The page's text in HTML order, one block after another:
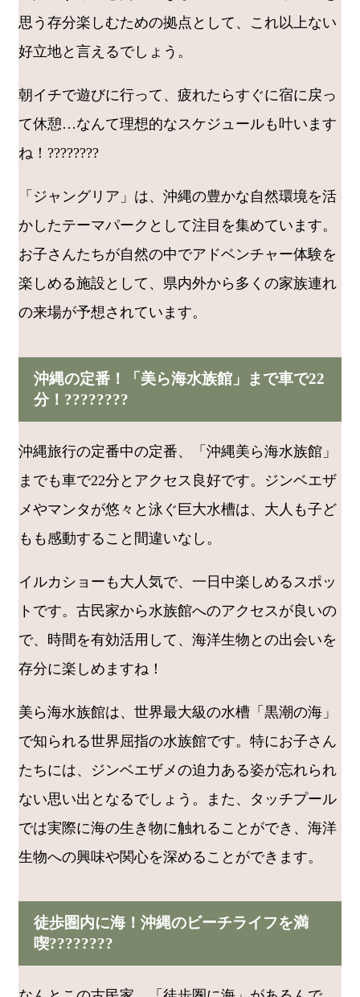
思う存分楽しむための拠点として、これ以上ない
好立地と言えるでしょう。
朝イチで遊びに行って、疲れたらすぐに宿に戻っ
て休憩…なんて理想的なスケジュールも叶います
ね！????????
「ジャングリア」は、沖縄の豊かな自然環境を活
かしたテーマパークとして注目を集めています。
お子さんたちが自然の中でアドベンチャー体験を
楽しめる施設として、県内外から多くの家族連れ
の来場が予想されています。
沖縄の定番！「美ら海水族館」まで車で22
分！????????
沖縄旅行の定番中の定番、「沖縄美ら海水族館」
までも車で22分とアクセス良好です。ジンベエザ
メやマンタが悠々と泳ぐ巨大水槽は、大人も子ど
もも感動すること間違いなし。
イルカショーも大人気で、一日中楽しめるスポッ
トです。古民家から水族館へのアクセスが良いの
で、時間を有効活用して、海洋生物との出会いを
存分に楽しめますね！
美ら海水族館は、世界最大級の水槽「黒潮の海」
で知られる世界屈指の水族館です。特にお子さん
たちには、ジンベエザメの迫力ある姿が忘れられ
ない思い出となるでしょう。また、タッチプール
では実際に海の生き物に触れることができ、海洋
生物への興味や関心を深めることができます。
徒歩圏内に海！沖縄のビーチライフを満
喫????️????